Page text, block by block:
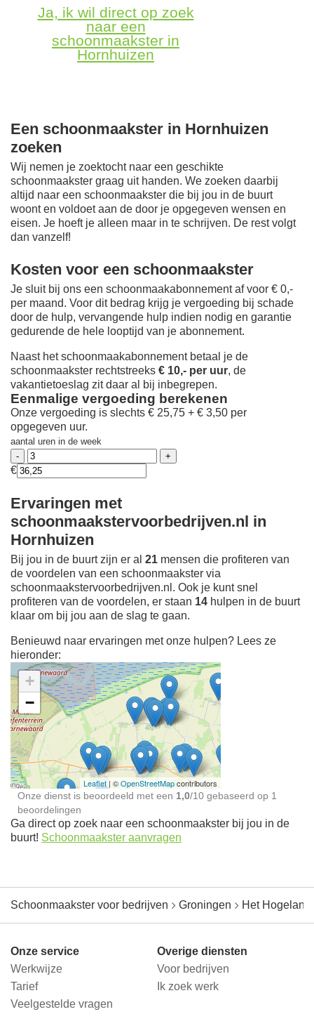
Ja, ik wil direct op zoek
naar een
schoonmaakster in
Hornhuizen
Een schoonmaakster in Hornhuizen
zoeken
Wij nemen je zoektocht naar een geschikte
schoonmaakster graag uit handen. We zoeken daarbij
altijd naar een schoonmaakster die bij jou in de buurt
woont en voldoet aan de door je opgegeven wensen en
eisen. Je hoeft je alleen maar in te schrijven. De rest volgt
dan vanzelf!
Kosten voor een schoonmaakster
Je sluit bij ons een schoonmaakabonnement af voor € 0,-
per maand. Voor dit bedrag krijg je vergoeding bij schade
door de hulp, vervangende hulp indien nodig en garantie
gedurende de hele looptijd van je abonnement.
Naast het schoonmaakabonnement betaal je de
schoonmaakster rechtstreeks € 10,- per uur, de
vakantietoeslag zit daar al bij inbegrepen.
Eenmalige vergoeding berekenen
Onze vergoeding is slechts € 25,75 + € 3,50 per
opgegeven uur.
aantal uren in de week
€
Ervaringen met
schoonmaakstervoorbedrijven.nl in
Hornhuizen
Bij jou in de buurt zijn er al 21 mensen die profiteren van
de voordelen van een schoonmaakster via
schoonmaakstervoorbedrijven.nl. Ook je kunt snel
profiteren van de voordelen, er staan 14 hulpen in de buurt
klaar om bij jou aan de slag te gaan.
Benieuwd naar ervaringen met onze hulpen? Lees ze
hieronder:
Ontdek meer ervaringen
Schoonmaakster bij
jou in de buurt
+
−
Leaflet | ©OpenStreetMapcontributors
Onze dienst is beoordeeld met een 1,0/10 gebaseerd op 1
beoordelingen
Ga direct op zoek naar een schoonmaakster bij jou in de
buurt! Schoonmaakster aanvragen
Schoonmaakster voor bedrijven Groningen Het Hogeland
Onze service
Werkwijze
Tarief
Veelgestelde vragen
Overige diensten
Voor bedrijven
Ik zoek werk